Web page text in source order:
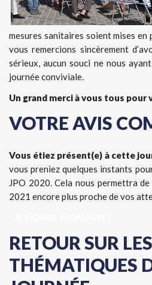
mesures sanitaires soient mises en
vous remercions sincèrement
sérieux, aucun souci ne nous
journée conviviale.
Un grand merci à vous tous
VOTRE AVIS
Vous étiez présent(e) à cette
vous preniez quelques instants
JPO 2020. Cela nous permettra
2021 encore plus proche de vos
RETOUR SUR
THÉMATIQUES